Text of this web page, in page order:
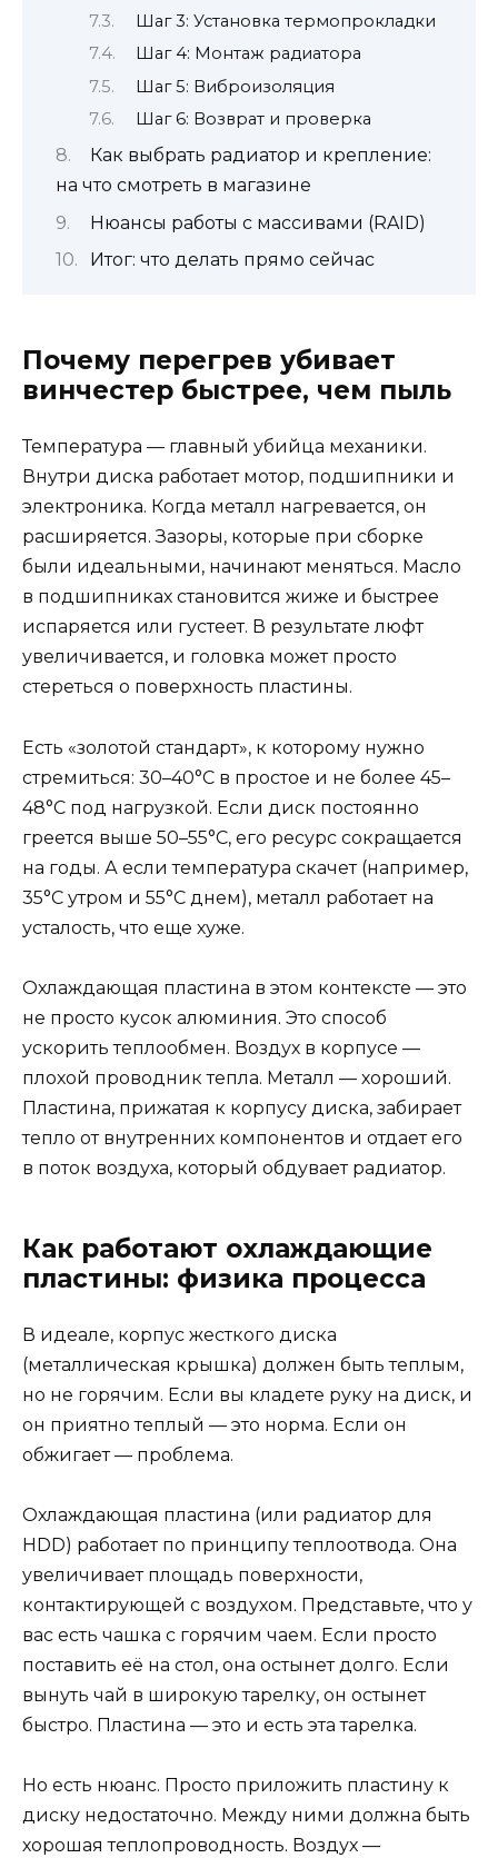
Шаг 3: Установка термопрокладки
Шаг 4: Монтаж радиатора
Шаг 5: Виброизоляция
Шаг 6: Возврат и проверка
Как выбрать радиатор и крепление:
на что смотреть в магазине
Нюансы работы с массивами (RAID)
Итог: что делать прямо сейчас
Почему перегрев убивает
винчестер быстрее, чем пыль
Температура — главный убийца механики.
Внутри диска работает мотор, подшипники и
электроника. Когда металл нагревается, он
расширяется. Зазоры, которые при сборке
были идеальными, начинают меняться. Масло
в подшипниках становится жиже и быстрее
испаряется или густеет. В результате люфт
увеличивается, и головка может просто
стереться о поверхность пластины.
Есть «золотой стандарт», к которому нужно
стремиться: 30–40°C в простое и не более 45–
48°C под нагрузкой. Если диск постоянно
греется выше 50–55°C, его ресурс сокращается
на годы. А если температура скачет (например,
35°C утром и 55°C днем), металл работает на
усталость, что еще хуже.
Охлаждающая пластина в этом контексте — это
не просто кусок алюминия. Это способ
ускорить теплообмен. Воздух в корпусе —
плохой проводник тепла. Металл — хороший.
Пластина, прижатая к корпусу диска, забирает
тепло от внутренних компонентов и отдает его
в поток воздуха, который обдувает радиатор.
Как работают охлаждающие
пластины: физика процесса
В идеале, корпус жесткого диска
(металлическая крышка) должен быть теплым,
но не горячим. Если вы кладете руку на диск, и
он приятно теплый — это норма. Если он
обжигает — проблема.
Охлаждающая пластина (или радиатор для
HDD) работает по принципу теплоотвода. Она
увеличивает площадь поверхности,
контактирующей с воздухом. Представьте, что у
вас есть чашка с горячим чаем. Если просто
поставить её на стол, она остынет долго. Если
вынуть чай в широкую тарелку, он остынет
быстро. Пластина — это и есть эта тарелка.
Но есть нюанс. Просто приложить пластину к
диску недостаточно. Между ними должна быть
хорошая теплопроводность. Воздух —